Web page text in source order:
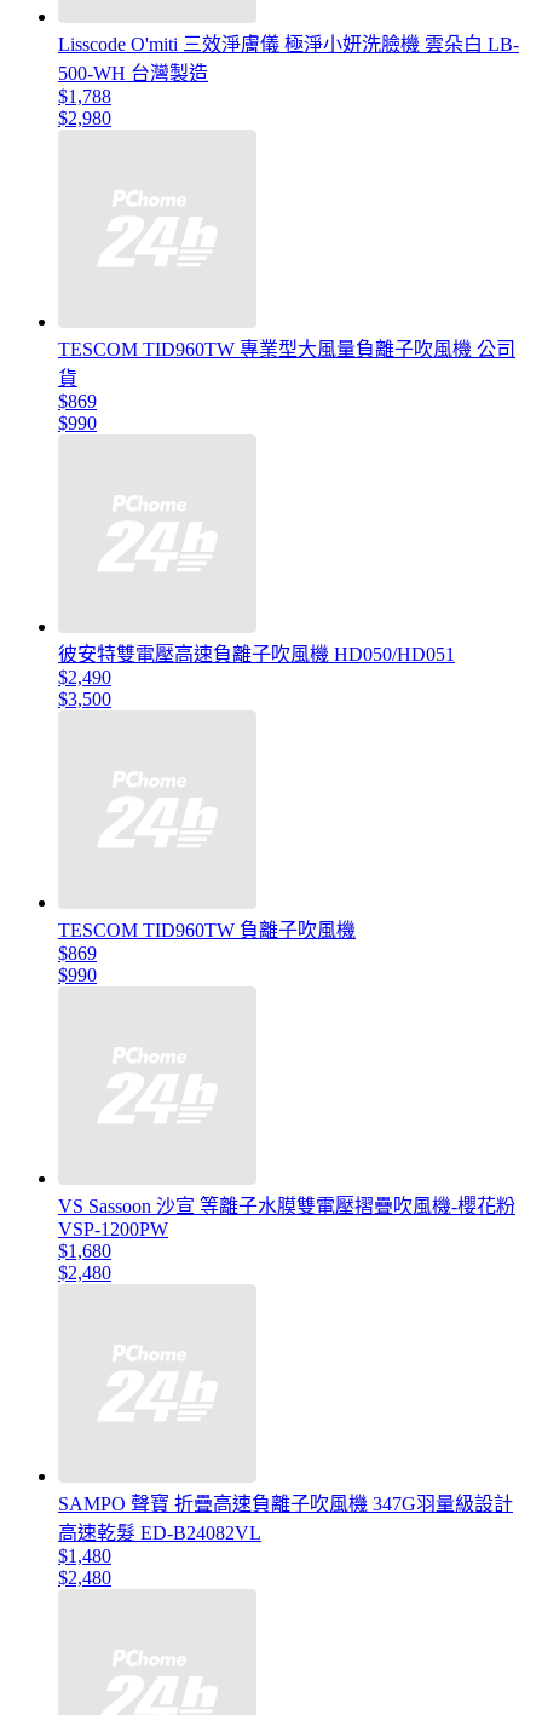
Lisscode O'miti 三效淨膚儀 極淨小妍洗臉機 雲朵白 LB-
500-WH 台灣製造
$1,788
$2,980
TESCOM TID960TW 專業型大風量負離子吹風機 公司
貨
$869
$990
彼安特雙電壓高速負離子吹風機 HD050/HD051
$2,490
$3,500
TESCOM TID960TW 負離子吹風機
$869
$990
VS Sassoon 沙宣 等離子水膜雙電壓摺疊吹風機-櫻花粉
VSP-1200PW
$1,680
$2,480
SAMPO 聲寶 折疊高速負離子吹風機 347G羽量級設計
高速乾髮 ED-B24082VL
$1,480
$2,480